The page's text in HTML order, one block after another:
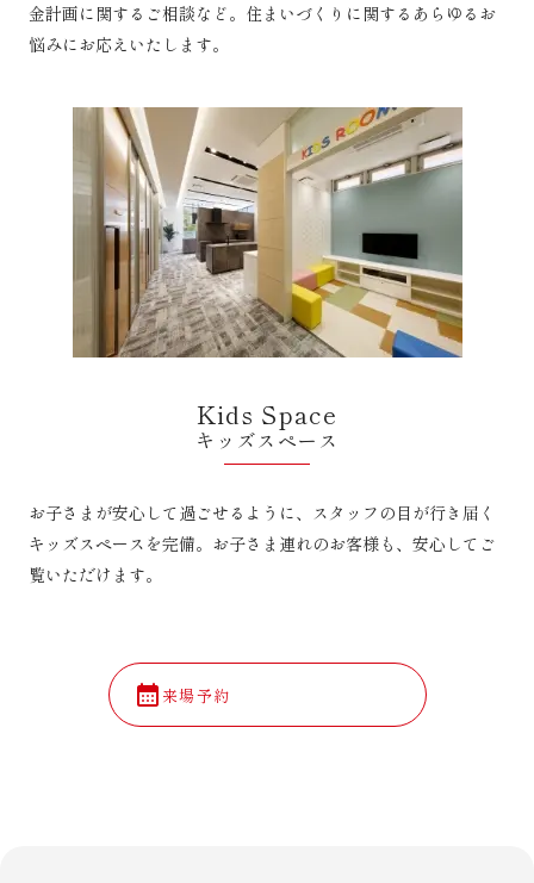
金計画に関するご相談など。住まいづくりに関するあらゆるお
悩みにお応えいたします。
Kids Space
キッズスペース
お子さまが安心して過ごせるように、スタッフの目が行き届く
キッズスペースを完備。お子さま連れのお客様も、安心してご
覧いただけます。
calendar_month 来場予約